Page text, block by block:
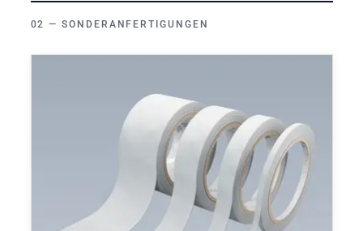
SONDERANFERTIGUNGEN